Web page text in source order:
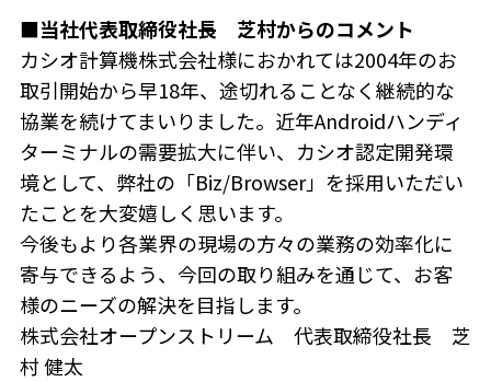
■当社代表取締役社長 芝村からのコメント
カシオ計算機株式会社様におかれては2004年のお
取引開始から早18年、途切れることなく継続的な
協業を続けてまいりました。近年Androidハンディ
ターミナルの需要拡大に伴い、カシオ認定開発環
境として、弊社の「Biz/Browser」を採用いただい
たことを大変嬉しく思います。
今後もより各業界の現場の方々の業務の効率化に
寄与できるよう、今回の取り組みを通じて、お客
様のニーズの解決を目指します。
株式会社オープンストリーム 代表取締役社長 芝
村 健太